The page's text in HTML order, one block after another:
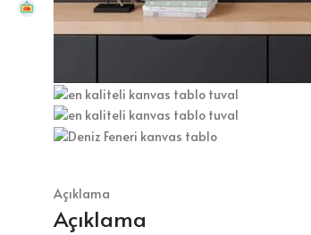
Açıklama
Açıklama